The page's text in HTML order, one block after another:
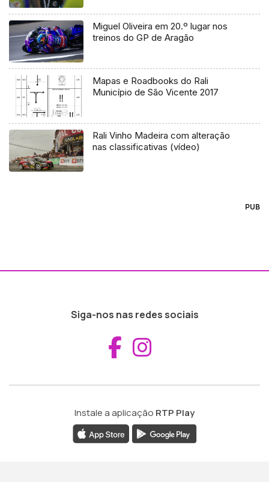
Miguel Oliveira em 20.º lugar nos
treinos do GP de Aragão
Mapas e Roadbooks do Rali
Município de São Vicente 2017
Rali Vinho Madeira com alteração
nas classificativas (vídeo)
PUB
Siga-nos nas redes sociais
Aceder ao
Instale a aplicação RTP Play